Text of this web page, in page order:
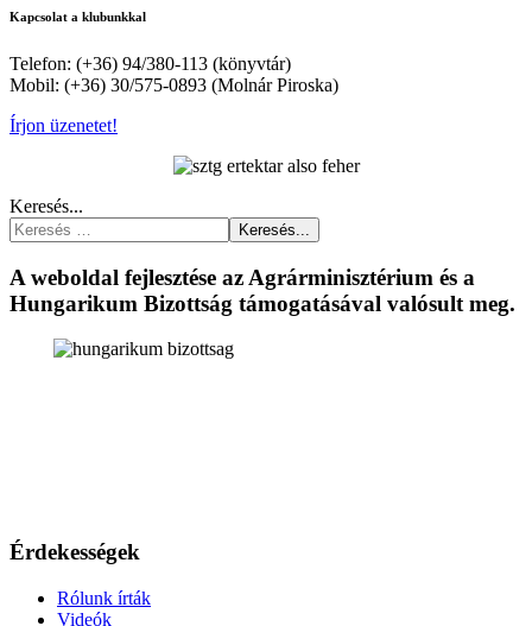
Kapcsolat a klubunkkal
Telefon: (+36) 94/380-113 (könyvtár)
Mobil: (+36) 30/575-0893 (Molnár Piroska)
Írjon üzenetet!
Keresés...
Keresés...
A weboldal fejlesztése az Agrárminisztérium és a
Hungarikum Bizottság támogatásával valósult meg.
Érdekességek
Rólunk írták
Videók